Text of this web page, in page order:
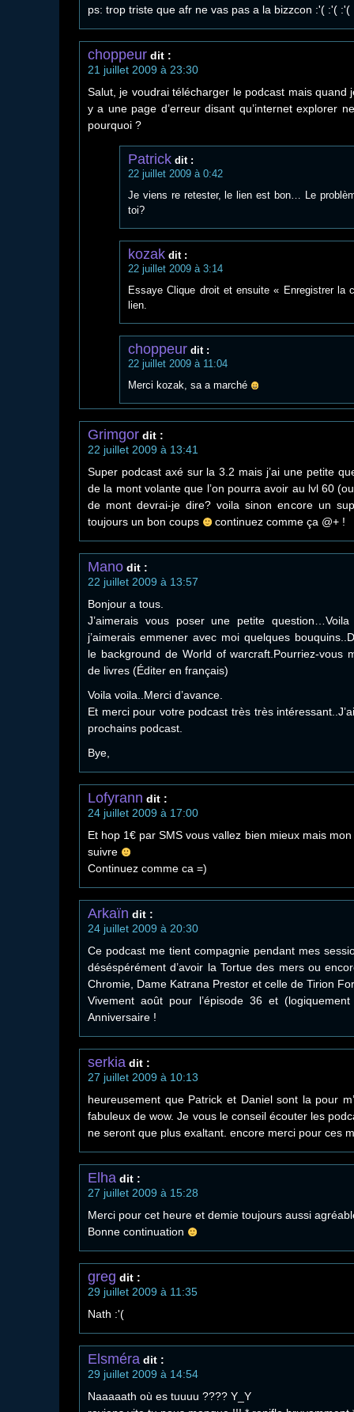
ps: trop triste que afr ne vas pas a la bizzcon :'( :'( :'(
choppeur dit :
21 juillet 2009 à 23:30
Salut, je voudrai télécharger le podcast mais quand
y a une page d’erreur disant qu’internet explorer
pourquoi ?
Patrick dit :
22 juillet 2009 à 0:42
Je viens re retester, le lien est bon… Le
toi?
kozak dit :
22 juillet 2009 à 3:14
Essaye Clique droit et ensuite « Enregistrer la
lien.
choppeur dit :
22 juillet 2009 à 11:04
Merci kozak, sa a marché
Grimgor dit :
22 juillet 2009 à 13:41
Super podcast axé sur la 3.2 mais j’ai une petite
de la mont volante que l’on pourra avoir au lvl 60
de mont devrai-je dire? voila sinon encore un
toujours un bon coups
continuez comme ça @+ !
Mano dit :
22 juillet 2009 à 13:57
Bonjour a tous.
J’aimerais vous poser une petite
j’aimerais emmener avec moi quelques
le background de World of warcraft.Pourriez-vous
de livres (Éditer en français)
Voila voila..Merci d’avance.
Et merci pour votre podcast très très
prochains podcast.
Bye,
Lofyrann dit :
24 juillet 2009 à 17:00
Et hop 1€ par SMS vous vallez bien mieux mais
suivre
Continuez comme ca =)
Arkaïn dit :
24 juillet 2009 à 20:30
Ce podcast me tient compagnie pendant mes
déséspérément d’avoir la Tortue des mers ou
Chromie, Dame Katrana Prestor et celle de Tirion
Vivement août pour l’épisode 36 et
Anniversaire !
serkia dit :
27 juillet 2009 à 10:13
heureusement que Patrick et Daniel sont la pour
fabuleux de wow. Je vous le conseil écouter les
ne seront que plus exaltant. encore merci pour ces
Elha dit :
27 juillet 2009 à 15:28
Merci pour cet heure et demie toujours aussi
Bonne continuation
greg dit :
29 juillet 2009 à 11:35
Nath :'(
Elsméra dit :
29 juillet 2009 à 14:54
Naaaaath où es tuuuu ???? Y_Y